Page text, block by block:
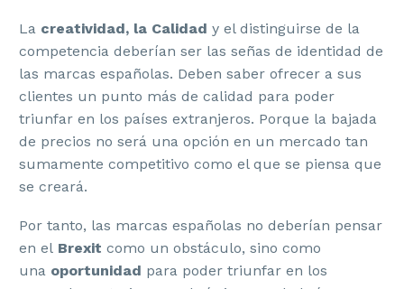
La creatividad, la Calidad y el distinguirse de la
competencia deberían ser las señas de identidad de
las marcas españolas. Deben saber ofrecer a sus
clientes un punto más de calidad para poder
triunfar en los países extranjeros. Porque la bajada
de precios no será una opción en un mercado tan
sumamente competitivo como el que se piensa que
se creará.
Por tanto, las marcas españolas no deberían pensar
en el Brexit como un obstáculo, sino como
una oportunidad para poder triunfar en los